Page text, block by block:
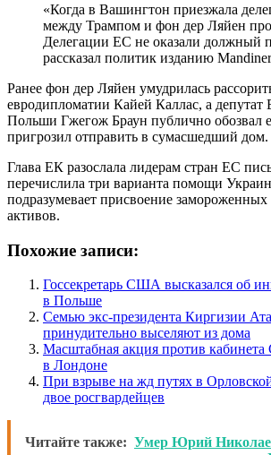
«Когда в Вашингтон приезжала
между Трампом и фон дер Ляйен
Делегации ЕС не оказали должный
рассказал политик изданию
Ранее фон дер Ляйен умудрилась
евродипломатии Кайей Каллас, а депутат
Польши Гжегож Браун публично обозвал
пригрозил отправить в сумасшедший дом.
Глава ЕК разослала лидерам стран ЕС
перечислила три варианта помощи
подразумевает присвоение замороженных
активов.
Похожие записи:
Госсекретарь США высказался об
в Польше
Семью экс-президента Киргизии
принудительно выселяют из дома
Масштабная акция против кабинета
в Лондоне
При взрыве на жд путях в
двое росгвардейцев
Читайте также: Умер Юрий